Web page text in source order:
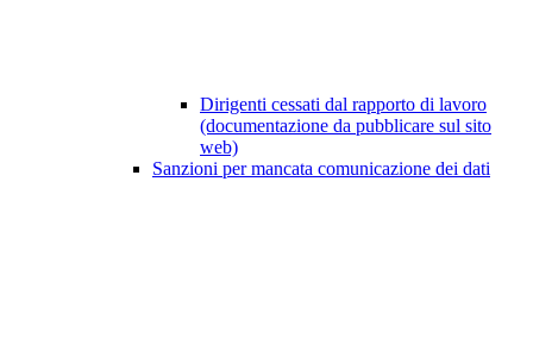
Dirigenti cessati dal rapporto di lavoro
(documentazione da pubblicare sul sito
web)
Sanzioni per mancata comunicazione dei dati